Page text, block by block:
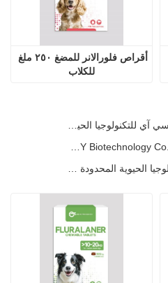
للكلاب
جينان GSY التكنولوجيا الحيوية المحدودة في معرض نانجينغ VIV